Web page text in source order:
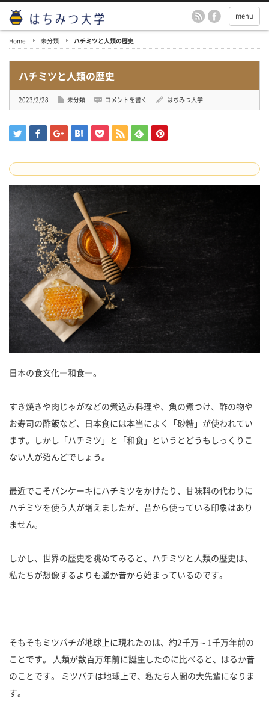
menu
Home 未分類 ハチミツと人類の歴史
ハチミツと人類の歴史
2023/2/28 未分類 コメントを書く はちみつ大学
日本の食文化―和食―。
すき焼きや肉じゃがなどの煮込み料理や、魚の煮つけ、酢の物や
お寿司の酢飯など、日本食には本当によく「砂糖」が使われてい
ます。しかし「ハチミツ」と「和食」というとどうもしっくりこ
ない人が殆んどでしょう。
最近でこそパンケーキにハチミツをかけたり、甘味料の代わりに
ハチミツを使う人が増えましたが、昔から使っている印象はあり
ません。
しかし、世界の歴史を眺めてみると、ハチミツと人類の歴史は、
私たちが想像するよりも遥か昔から始まっているのです。
そもそもミツバチが地球上に現れたのは、約2千万～1千万年前の
ことです。 人類が数百万年前に誕生したのに比べると、はるか昔
のことです。 ミツバチは地球上で、私たち人間の大先輩になりま
す。